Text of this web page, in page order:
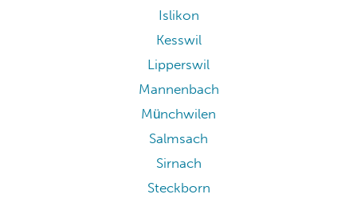
Islikon
Kesswil
Lipperswil
Mannenbach
Münchwilen
Salmsach
Sirnach
Steckborn